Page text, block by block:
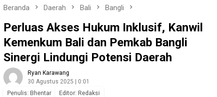
Beranda Daerah Bali Bangli
Perluas Akses Hukum Inklusif, Kanwil
Kemenkum Bali dan Pemkab Bangli
Sinergi Lindungi Potensi Daerah
Ryan Karawang
30 Agustus 2025 | 0:01
Penulis: Bhentar Editor: Redaksi